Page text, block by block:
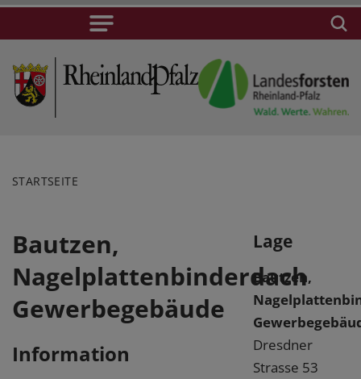
STARTSEITE
Bautzen,
Nagelplattenbinderdach
Gewerbegebäude
Information
Lage
Bautzen,
Dresdner
Strasse 53